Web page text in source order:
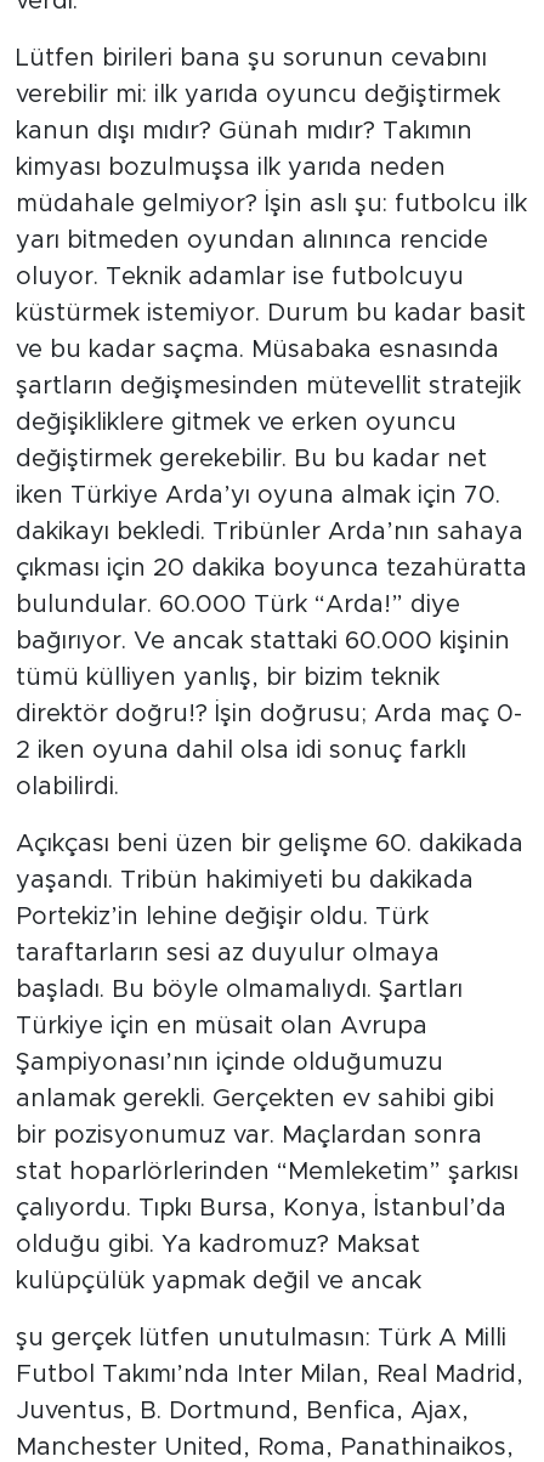
Lütfen birileri bana şu sorunun cevabını
verebilir mi: ilk yarıda oyuncu değiştirmek
kanun dışı mıdır? Günah mıdır? Takımın
kimyası bozulmuşsa ilk yarıda neden
müdahale gelmiyor? İşin aslı şu: futbolcu ilk
yarı bitmeden oyundan alınınca rencide
oluyor. Teknik adamlar ise futbolcuyu
küstürmek istemiyor. Durum bu kadar basit
ve bu kadar saçma. Müsabaka esnasında
şartların değişmesinden mütevellit stratejik
değişikliklere gitmek ve erken oyuncu
değiştirmek gerekebilir. Bu bu kadar net
iken Türkiye Arda’yı oyuna almak için 70.
dakikayı bekledi. Tribünler Arda’nın sahaya
çıkması için 20 dakika boyunca tezahüratta
bulundular. 60.000 Türk “Arda!” diye
bağırıyor. Ve ancak stattaki 60.000 kişinin
tümü külliyen yanlış, bir bizim teknik
direktör doğru!? İşin doğrusu; Arda maç 0-
2 iken oyuna dahil olsa idi sonuç farklı
olabilirdi.
Açıkçası beni üzen bir gelişme 60. dakikada
yaşandı. Tribün hakimiyeti bu dakikada
Portekiz’in lehine değişir oldu. Türk
taraftarların sesi az duyulur olmaya
başladı. Bu böyle olmamalıydı. Şartları
Türkiye için en müsait olan Avrupa
Şampiyonası’nın içinde olduğumuzu
anlamak gerekli. Gerçekten ev sahibi gibi
bir pozisyonumuz var. Maçlardan sonra
stat hoparlörlerinden “Memleketim” şarkısı
çalıyordu. Tıpkı Bursa, Konya, İstanbul’da
olduğu gibi. Ya kadromuz? Maksat
kulüpçülük yapmak değil ve ancak
şu gerçek lütfen unutulmasın: Türk A Milli
Futbol Takımı’nda Inter Milan, Real Madrid,
Juventus, B. Dortmund, Benfica, Ajax,
Manchester United, Roma, Panathinaikos,